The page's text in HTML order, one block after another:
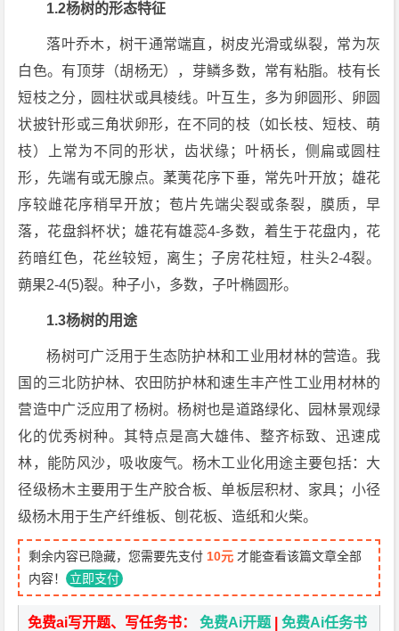
1.2杨树的形态特征
落叶乔木，树干通常端直，树皮光滑或纵裂，常为灰
白色。有顶芽（胡杨无），芽鳞多数，常有粘脂。枝有长
短枝之分，圆柱状或具棱线。叶互生，多为卵圆形、卵圆
状披针形或三角状卵形，在不同的枝（如长枝、短枝、萌
枝）上常为不同的形状，齿状缘；叶柄长，侧扁或圆柱
形，先端有或无腺点。葇荑花序下垂，常先叶开放；雄花
序较雌花序稍早开放；苞片先端尖裂或条裂，膜质，早
落，花盘斜杯状；雄花有雄蕊4-多数，着生于花盘内，花
药暗红色，花丝较短，离生；子房花柱短，柱头2-4裂。
蒴果2-4(5)裂。种子小，多数，子叶椭圆形。
1.3杨树的用途
杨树可广泛用于生态防护林和工业用材林的营造。我
国的三北防护林、农田防护林和速生丰产性工业用材林的
营造中广泛应用了杨树。杨树也是道路绿化、园林景观绿
化的优秀树种。其特点是高大雄伟、整齐标致、迅速成
林，能防风沙，吸收废气。杨木工业化用途主要包括：大
径级杨木主要用于生产胶合板、单板层积材、家具；小径
级杨木用于生产纤维板、刨花板、造纸和火柴。
剩余内容已隐藏，您需要先支付 10元 才能查看该篇文章全部
内容！ 立即支付
免费ai写开题、写任务书：免费Ai开题 |免费Ai任务书